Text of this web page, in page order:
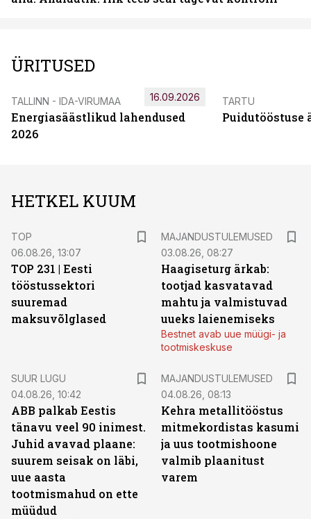
ÜRITUSED
TALLINN - IDA-VIRUMAA
Energiasäästlikud lahendused
2026
16.09.2026 TARTU
Puidutööstuse
HETKEL KUUM
TOP
06.08.26, 13:07
TOP 231 | Eesti
tööstussektori
suuremad
maksuvõlglased
MAJANDUSTULEMUSED
03.08.26, 08:27
Haagiseturg ärkab:
tootjad kasvatavad
mahtu ja valmistuvad
uueks laienemiseks
Bestnet avab uue müügi- ja
tootmiskeskuse
SUUR LUGU
04.08.26, 10:42
ABB palkab Eestis
tänavu veel 90 inimest.
Juhid avavad plaane:
suurem seisak on läbi,
uue aasta
tootmismahud on ette
müüdud
MAJANDUSTULEMUSED
04.08.26, 08:13
Kehra metallitööstus
mitmekordistas kasumi
ja uus tootmishoone
valmib plaanitust
varem